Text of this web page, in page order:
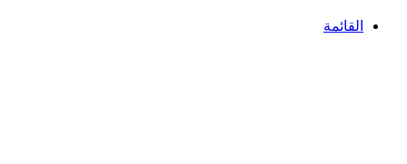
القائمة